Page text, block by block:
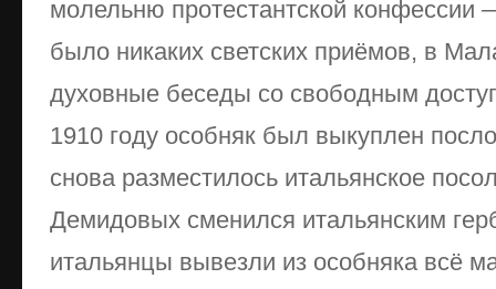
молельню протестантской конфессии
было никаких светских приёмов, в
духовные беседы со свободным
1910 году особняк был выкуплен
снова разместилось итальянское
Демидовых сменился итальянским
итальянцы вывезли из особняка всё